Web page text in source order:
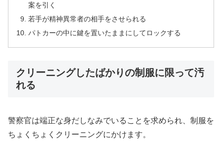
案を引く
若手が精神異常者の相手をさせられる
パトカーの中に鍵を置いたままにしてロックする
クリーニングしたばかりの制服に限って汚
れる
警察官は端正な身だしなみでいることを求められ、制服を
ちょくちょくクリーニングにかけます。